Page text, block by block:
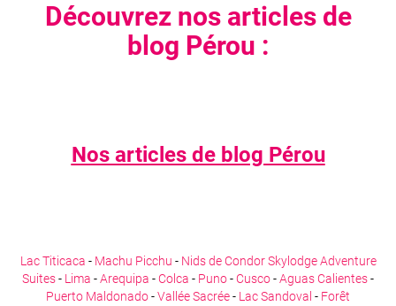
Découvrez nos articles de
blog Pérou :
Nos articles de blog Pérou
Lac Titicaca - Machu Picchu - Nids de Condor Skylodge Adventure
Suites- Lima -Arequipa -Colca - Puno-Cusco-Aguas Calientes-
Puerto Maldonado-Vallée Sacrée- Lac Sandoval - Forêt